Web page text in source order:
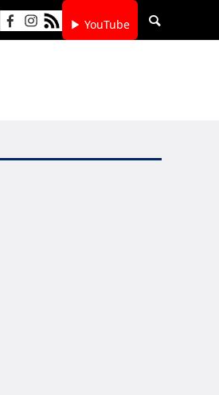
▶ YouTube